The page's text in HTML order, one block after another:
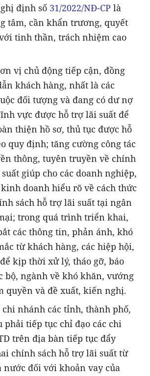
định số 31/2022/NĐ-CP là
tâm, cần khẩn trương, quyết
tinh thần, trách nhiệm cao
vị chủ động tiếp cận, đồng
khách hàng, nhất là các
đối tượng và đang có dư nợ
vực được hỗ trợ lãi suất để
thiện hồ sơ, thủ tục được hỗ
quy định; tăng cường công tác
thông, tuyên truyền về chính
giúp cho các doanh nghiệp,
doanh hiểu rõ về cách thức
sách hỗ trợ lãi suất tại ngân
trong quá trình triển khai,
các thông tin, phản ánh, khó
từ khách hàng, các hiệp hội,
kịp thời xử lý, tháo gỡ, báo
bộ, ngành về khó khăn, vướng
quyền và đề xuất, kiến nghị.
nhánh các tỉnh, thành phố,
phải tiếp tục chỉ đạo các chi
trên địa bàn tiếp tục đẩy
chính sách hỗ trợ lãi suất từ
nước đối với khoản vay của